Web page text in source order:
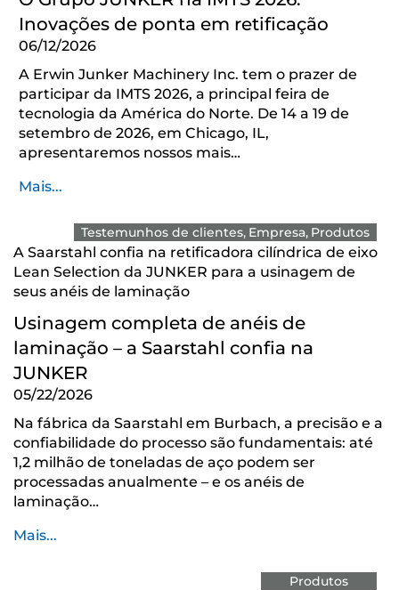
Inovações de ponta em retificação
06/12/2026
A Erwin Junker Machinery Inc. tem o prazer de
participar da IMTS 2026, a principal feira de
tecnologia da América do Norte. De 14 a 19 de
setembro de 2026, em Chicago, IL,
apresentaremos nossos mais…
Mais...
Testemunhos de clientes Empresa Produtos
A Saarstahl confia na retificadora cilíndrica de eixo
Lean Selection da JUNKER para a usinagem de
seus anéis de laminação
Usinagem completa de anéis de
laminação – a Saarstahl confia na
JUNKER
05/22/2026
Na fábrica da Saarstahl em Burbach, a precisão e a
confiabilidade do processo são fundamentais: até
1,2 milhão de toneladas de aço podem ser
processadas anualmente – e os anéis de
laminação…
Mais...
Produtos